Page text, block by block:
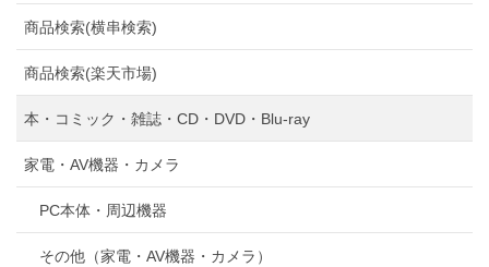
商品検索(横串検索)
商品検索(楽天市場)
本・コミック・雑誌・CD・DVD・Blu-ray
家電・AV機器・カメラ
PC本体・周辺機器
その他（家電・AV機器・カメラ）